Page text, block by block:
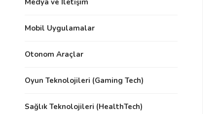
Mobil Uygulamalar
Otonom Araçlar
Oyun Teknolojileri (Gaming Tech)
Sağlık Teknolojileri (HealthTech)